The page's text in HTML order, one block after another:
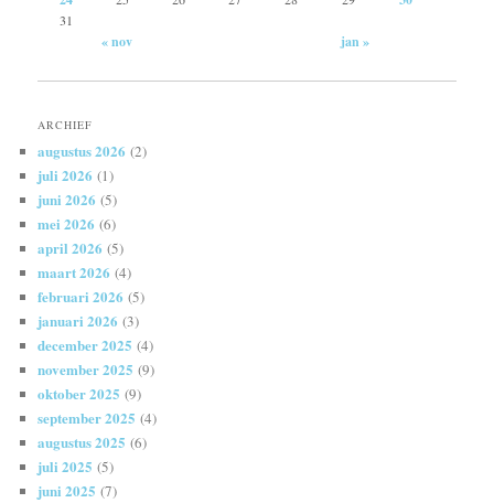
31
« nov jan »
ARCHIEF
augustus 2026 (2)
juli 2026 (1)
juni 2026 (5)
mei 2026 (6)
april 2026 (5)
maart 2026 (4)
februari 2026 (5)
januari 2026 (3)
december 2025 (4)
november 2025 (9)
oktober 2025 (9)
september 2025 (4)
augustus 2025 (6)
juli 2025 (5)
juni 2025 (7)